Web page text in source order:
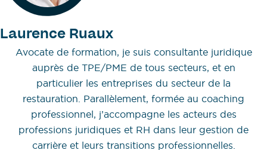
Laurence Ruaux
Avocate de formation, je suis consultante juridique
auprès de TPE/PME de tous secteurs, et en
particulier les entreprises du secteur de la
restauration. Parallèlement, formée au coaching
professionnel, j’accompagne les acteurs des
professions juridiques et RH dans leur gestion de
carrière et leurs transitions professionnelles.